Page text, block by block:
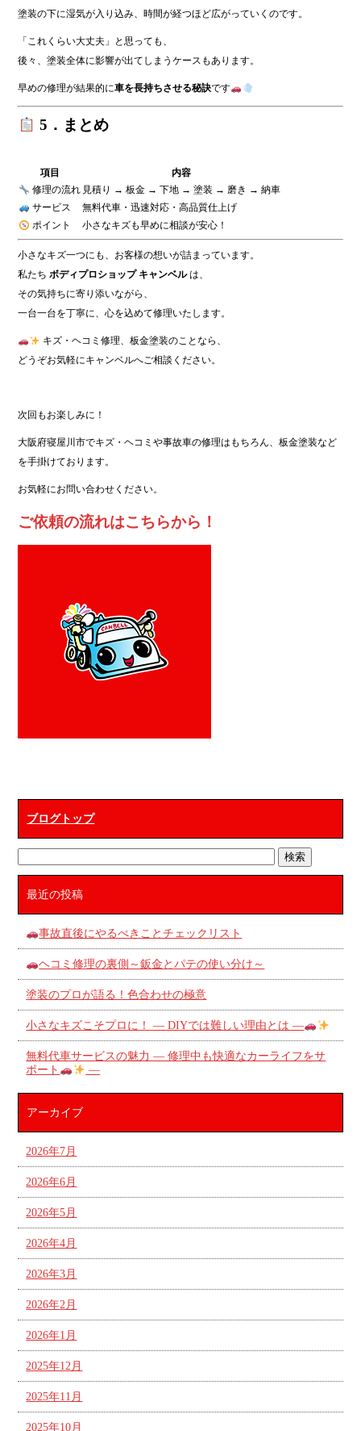
塗装の下に湿気が入り込み、時間が経つほど広がっていくのです。
「これくらい大丈夫」と思っても、
後々、塗装全体に影響が出てしまうケースもあります。
早めの修理が結果的に車を長持ちさせる秘訣です
5．まとめ
項目
内容
修理の流れ 見積り → 板金 → 下地 → 塗装 → 磨き → 納車
サービス
無料代車・迅速対応・高品質仕上げ
ポイント
小さなキズも早めに相談が安心！
小さなキズ一つにも、お客様の想いが詰まっています。
私たちボディプロショップ キャンベルは、
その気持ちに寄り添いながら、
一台一台を丁寧に、心を込めて修理いたします。
キズ・ヘコミ修理、板金塗装のことなら、
どうぞお気軽にキャンベルへご相談ください。
次回もお楽しみに！
大阪府寝屋川市でキズ・ヘコミや事故車の修理はもちろん、板金塗装など
を手掛けております。
お気軽にお問い合わせください。
ご依頼の流れはこちらから！
ブログトップ
最近の投稿
事故直後にやるべきことチェックリスト
ヘコミ修理の裏側～鈑金とパテの使い分け～
塗装のプロが語る！色合わせの極意
小さなキズこそプロに！ ― DIYでは難しい理由とは ―
無料代車サービスの魅力 ― 修理中も快適なカーライフをサ
ポート
―
アーカイブ
2026年7月
2026年6月
2026年5月
2026年4月
2026年3月
2026年2月
2026年1月
2025年12月
2025年11月
2025年10月